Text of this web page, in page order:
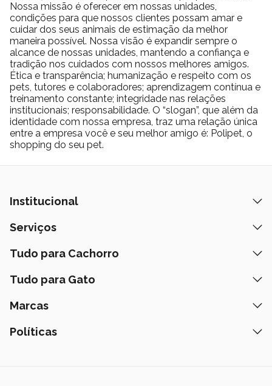
Nossa missão é oferecer em nossas unidades,
condições para que nossos clientes possam amar e
cuidar dos seus animais de estimação da melhor
maneira possível. Nossa visão é expandir sempre o
alcance de nossas unidades, mantendo a confiança e
tradição nos cuidados com nossos melhores amigos.
Ética e transparência; humanização e respeito com os
pets, tutores e colaboradores; aprendizagem contínua e
treinamento constante; integridade nas relações
institucionais; responsabilidade. O “slogan”, que além da
identidade com nossa empresa, traz uma relação única
entre a empresa você e seu melhor amigo é: Polipet, o
shopping do seu pet.
Institucional
Quem Somos
Prazos de Entrega
Fale Conosco
Lista de Desejos
Serviços
Banho e Tosa
Peça pelo Delivery
Assinatura Polipet
Tudo para Cachorro
Ração
Coleiras
Tudo para Gato
Ração
Marcas
Nexgard
Políticas